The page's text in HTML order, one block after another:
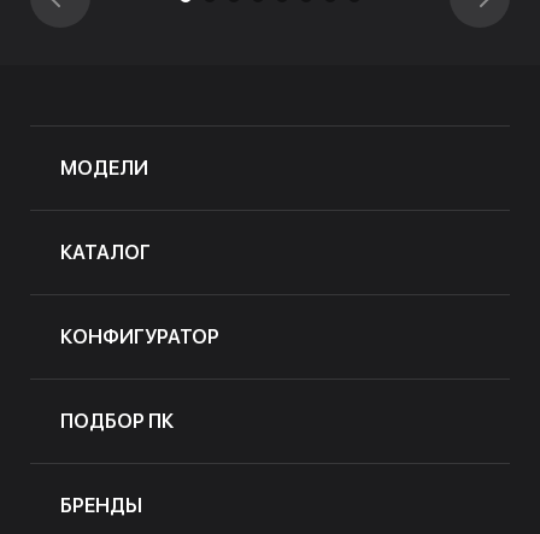
МОДЕЛИ
КАТАЛОГ
КОНФИГУРАТОР
ПОДБОР ПК
БРЕНДЫ